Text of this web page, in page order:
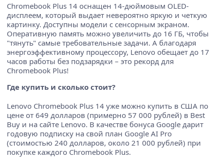
Chromebook Plus 14 оснащен 14-дюймовым OLED-
дисплеем, который выдает невероятно яркую и четкую
картинку. Доступны модели с сенсорным экраном.
Оперативную память можно увеличить до 16 ГБ, чтобы
"тянуть" самые требовательные задачи. А благодаря
энергоэффективному процессору, Lenovo обещает до 17
часов работы без подзарядки – это рекорд для
Chromebook Plus!
Где купить и сколько стоит?
Lenovo Chromebook Plus 14 уже можно купить в США по
цене от 649 долларов (примерно 57 000 рублей) в Best
Buy и на сайте Lenovo. В качестве бонуса Google дарит
годовую подписку на свой план Google AI Pro
(стоимостью 240 долларов, около 21 000 рублей) при
покупке каждого Chromebook Plus.